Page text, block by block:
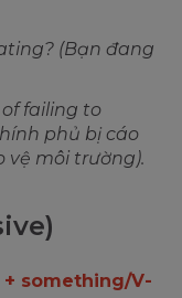
(Bạn đang
failing to
phủ bị cáo
vệ môi trường).
+ something/V-